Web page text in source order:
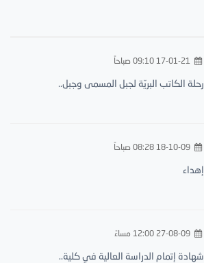
17-01-21 09:10 صباحاً
رحلة الكاتب البريّة لجبل المسمى وجبل..
18-10-09 08:28 صباحاً
إهداء
27-08-09 12:00 مساءً
شهادة إتمام الدراسة العالية في كلية..